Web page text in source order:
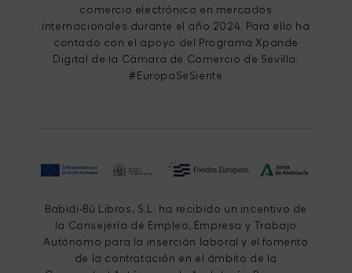
comercio electrónico en mercados
internacionales durante el año 2024. Para ello ha
contado con el apoyo del Programa Xpande
Digital de la Cámara de Comercio de Sevilla.
#EuropaSeSiente
Babidi-Bú Libros, S.L. ha recibido un incentivo de
la Consejería de Empleo, Empresa y Trabajo
Autónomo para la inserción laboral y el fomento
de la contratación en el ámbito de la